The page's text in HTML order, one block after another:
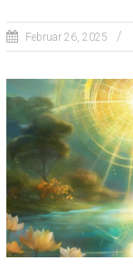
Z
Februar 26, 2025